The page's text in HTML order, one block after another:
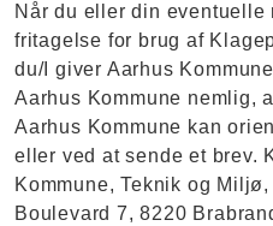
Når du eller din
fritagelse for brug af
du/I giver Aarhus
Aarhus Kommune nemlig,
Aarhus Kommune kan
eller ved at sende et brev.
Kommune, Teknik og
Boulevard 7, 8220